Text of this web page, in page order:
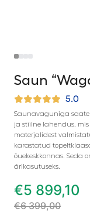
Saun
5.0
Saunavaguniga saate
ja stiilne lahendus, mis
materjalidest
karastatud
õuekeskkonnas. Seda
ärikasutuseks.
€5 899,10
€6 399,00